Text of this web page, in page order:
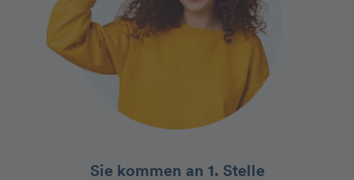
Sie kommen an 1. Stelle